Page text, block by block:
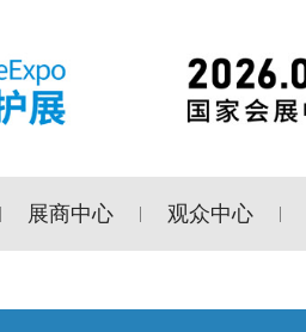
展商中心 观众中心